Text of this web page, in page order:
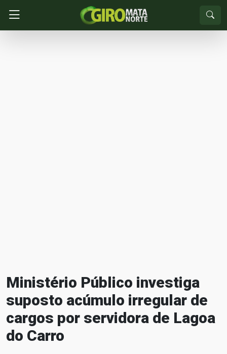
Ministério Público investiga
suposto acúmulo irregular de
cargos por servidora de Lagoa
do Carro